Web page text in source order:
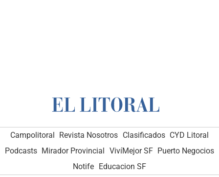
Campolitoral Revista Nosotros Clasificados CYD Litoral
Podcasts Mirador Provincial VivíMejor SF Puerto Negocios
Notife
Educacion SF